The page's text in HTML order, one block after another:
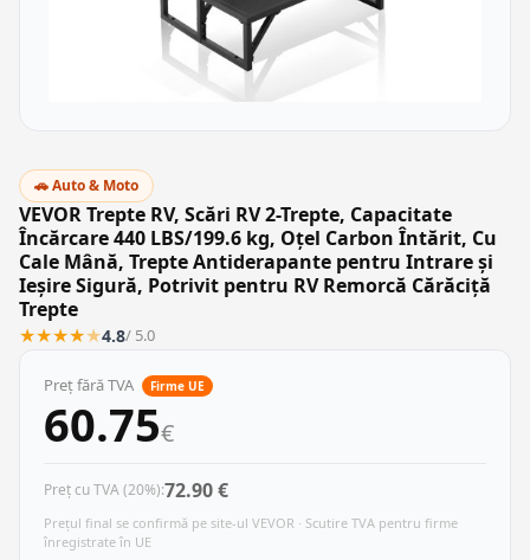
🚗 Auto & Moto
VEVOR Trepte RV, Scări RV 2-Trepte, Capacitate
Încărcare 440 LBS/199.6 kg, Oțel Carbon Întărit, Cu
Cale Mână, Trepte Antiderapante pentru Intrare și
Ieșire Sigură, Potrivit pentru RV Remorcă Cărăciță
Trepte
★★★★★4.8/ 5.0
Preț fără TVA Firme UE
60.75€
Preț cu TVA (20%):72.90 €
Prețul final se confirmă pe site-ul VEVOR · Scutire TVA pentru firme
înregistrate în UE